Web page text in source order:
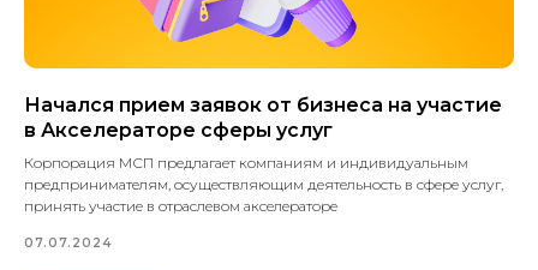
Начался прием заявок от бизнеса на участие
в Акселераторе сферы услуг
Корпорация МСП предлагает компаниям и индивидуальным
предпринимателям, осуществляющим деятельность в сфере услуг,
принять участие в отраслевом акселераторе
07.07.2024